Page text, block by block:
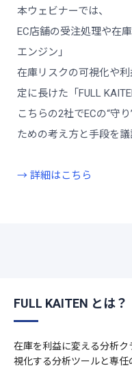
本ウェビナーでは、
EC店舗の受注処理や在
エンジン」
在庫リスクの可視化や
定に長けた「FULL
こちらの2社でECの“守
ための考え方と手段を議
→ 詳細はこちら
FULL KAITEN とは？
在庫を利益に変える分析
視化する分析ツールと専